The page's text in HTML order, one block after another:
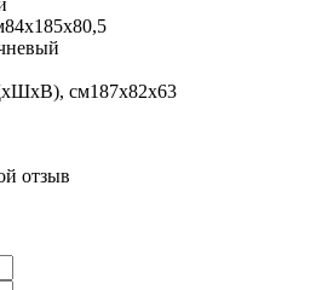
84х185х80,5
см187х82х63
отзыв